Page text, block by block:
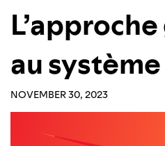
au
NOVEMBER 30, 2023